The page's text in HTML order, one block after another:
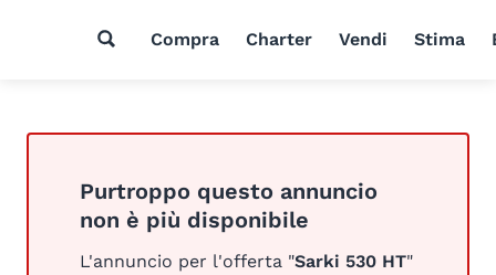
Compra Charter Vendi Stima
Purtroppo questo annuncio
non è più disponibile
L'annuncio per l'offerta "Sarki 530 HT"